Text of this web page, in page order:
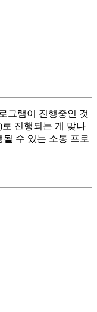
그램이 진행중인 것
진행되는 게 맞나
수 있는 소통 프로